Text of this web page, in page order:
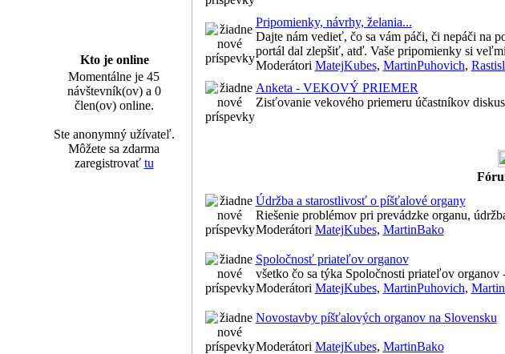
Kto je online
Momentálne je 45
návštevník(ov) a 0
člen(ov) online.
Ste anonymný užívateľ.
Môžete sa zdarma
zaregistrovať tu
Pripomienky, návrhy, želania...
Dajte nám vedieť, čo sa vám páči, či nepáči na
portál dal zlepšiť, atď. Vaše pripomienky si
Moderátori MatejKubes, MartinPuhovich,
Anketa - VEKOVÝ PRIEMER
Zisťovanie vekového priemeru účastníkov
Údržba a starostlivosť o píšťalové organy
Riešenie problémov pri prevádzke organu,
Moderátori MatejKubes, MartinBako
Spoločnosť priateľov organov
všetko čo sa týka Spoločnosti priateľov organov
Moderátori MatejKubes, MartinPuhovich,
Novostavby píšťalových organov na Slovensku
Moderátori MatejKubes, MartinBako